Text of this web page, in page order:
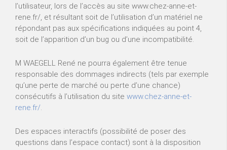
l’utilisateur, lors de l’accès au site www.chez-anne-et-
rene.fr/, et résultant soit de l’utilisation d’un matériel ne
répondant pas aux spécifications indiquées au point 4,
soit de l’apparition d’un bug ou d’une incompatibilité.
M WAEGELL René ne pourra également être tenue
responsable des dommages indirects (tels par exemple
qu’une perte de marché ou perte d’une chance)
consécutifs à l’utilisation du site www.chez-anne-et-
rene.fr/.
Des espaces interactifs (possibilité de poser des
questions dans l’espace contact) sont à la disposition